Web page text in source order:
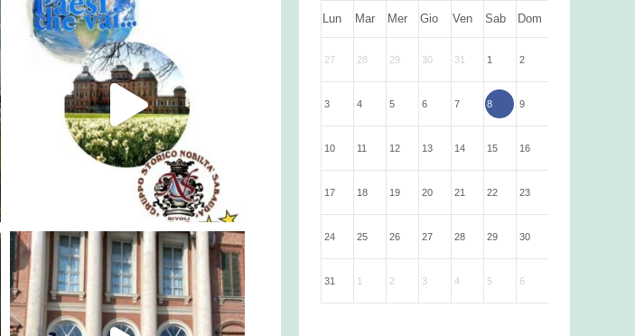
Lun Mar Mer Gio Ven Sab Dom
27 28 29 30 31 1 2
3 4 5 6 7 8 9
10 11 12 13 14 15 16
17 18 19 20 21 22 23
24 25 26 27 28 29 30
31 1 2 3 4 5 6